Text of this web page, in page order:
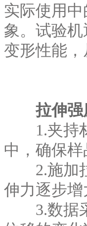
实际使用
象。试验
变形性能
拉伸
1.夹持材
中，确保
2.施加拉
伸力逐步
3.数据采